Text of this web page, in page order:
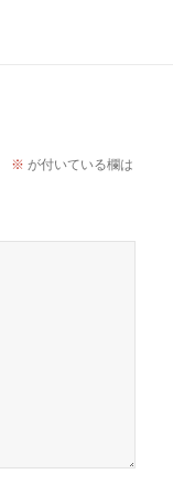
※ が付いている欄は